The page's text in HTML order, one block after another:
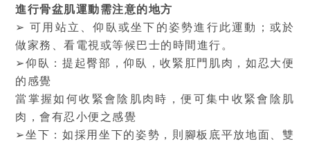
進行骨盆肌運動需注意的地方
➢ 可用站立、仰臥或坐下的姿勢進行此運動；或於
做家務、看電視或等候巴士的時間進行。
➢仰臥：提起臀部，仰臥，收緊肛門肌肉，如忍大便
的感覺
當掌握如何收緊會陰肌肉時，便可集中收緊會陰肌
肉，會有忍小便之感覺
➢坐下：如採用坐下的姿勢，則腳板底平放地面、雙